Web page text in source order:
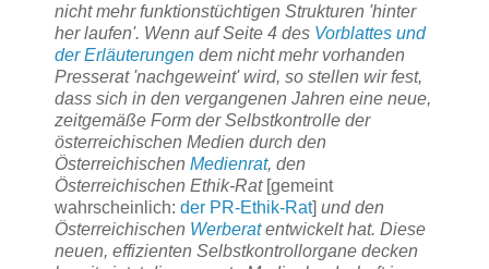
nicht mehr funktionstüchtigen Strukturen 'hinter
her laufen'. Wenn auf Seite 4 des Vorblattes und
der Erläuterungen dem nicht mehr vorhanden
Presserat 'nachgeweint' wird, so stellen wir fest,
dass sich in den vergangenen Jahren eine neue,
zeitgemäße Form der Selbstkontrolle der
österreichischen Medien durch den
Österreichischen Medienrat, den
Österreichischen Ethik-Rat [gemeint
wahrscheinlich: der PR-Ethik-Rat] und den
Österreichischen Werberatentwickelt hat. Diese
neuen, effizienten Selbstkontrollorgane decken